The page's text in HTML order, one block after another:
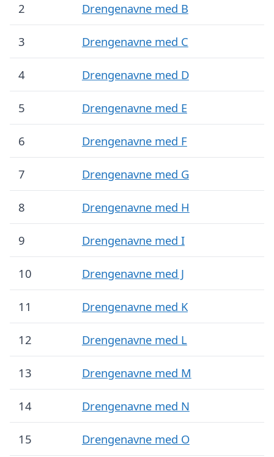
2 Drengenavne med B
3 Drengenavne med C
4 Drengenavne med D
5 Drengenavne med E
6 Drengenavne med F
7 Drengenavne med G
8 Drengenavne med H
9 Drengenavne med I
10 Drengenavne med J
11 Drengenavne med K
12 Drengenavne med L
13 Drengenavne med M
14 Drengenavne med N
15 Drengenavne med O